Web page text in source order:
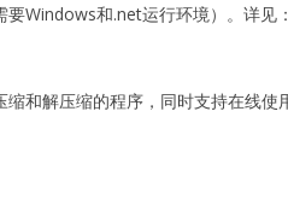
Windows和.net运行环境）。详见：
和解压缩的程序，同时支持在线使